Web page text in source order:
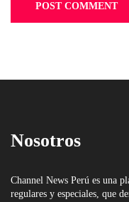
Nosotros
Channel News Perú es una
regulares y especiales, que